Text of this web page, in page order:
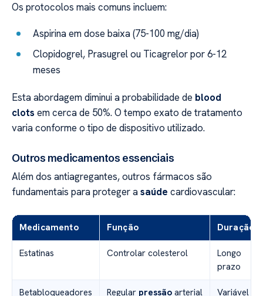
Os protocolos mais comuns incluem:
Aspirina em dose baixa (75-100 mg/dia)
Clopidogrel, Prasugrel ou Ticagrelor por 6-12
meses
Esta abordagem diminui a probabilidade de blood
clots em cerca de 50%. O tempo exato de tratamento
varia conforme o tipo de dispositivo utilizado.
Outros medicamentos essenciais
Além dos antiagregantes, outros fármacos são
fundamentais para proteger asaúde cardiovascular:
Medicamento Função Duração
Estatinas Controlar colesterol
Longo
prazo
Betabloqueadores Regular pressão arterial Variável